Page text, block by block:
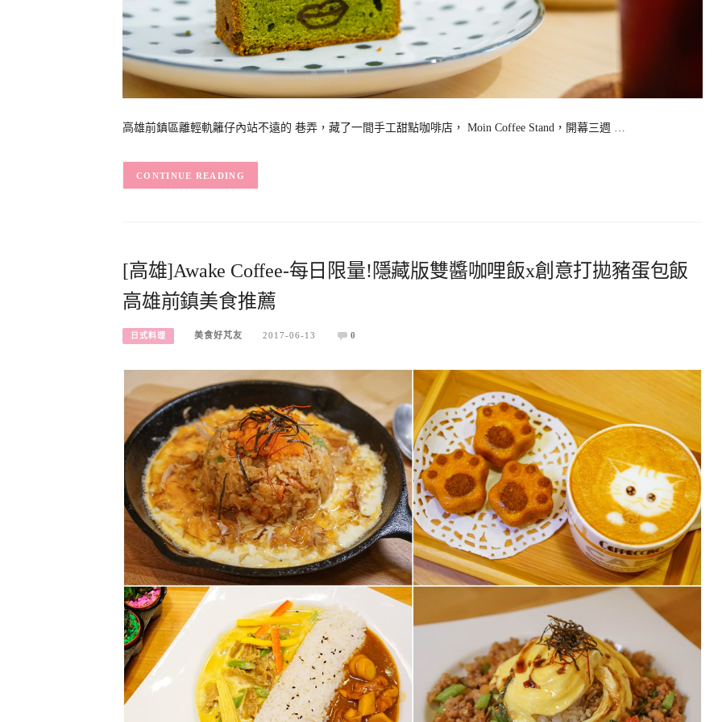
高雄前鎮區離輕軌籬仔內站不遠的 巷弄，藏了一間手工甜點咖啡店， Moin Coffee Stand，開幕三週 …
CONTINUE READING
[高雄]Awake Coffee-每日限量!隱藏版雙醬咖哩飯x創意打拋豬蛋包飯
高雄前鎮美食推薦
日式料理 美食好芃友 2017-06-13 0